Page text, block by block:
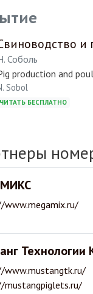
и
Соболь
production and
Sobol
ЧИТАТЬ БЕСПЛАТНО
Технологии